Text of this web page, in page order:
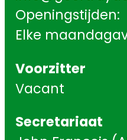
Openingstijden:
Elke
Voorzitter
Vacant
Secretariaat